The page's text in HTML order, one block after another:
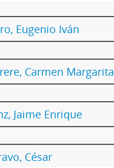
Eugenio Iván
Carmen Margarita
Jaime Enrique
César